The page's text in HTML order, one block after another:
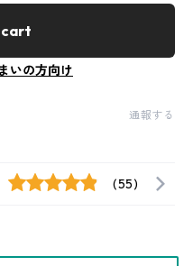
いの方向け
通報する
(55)